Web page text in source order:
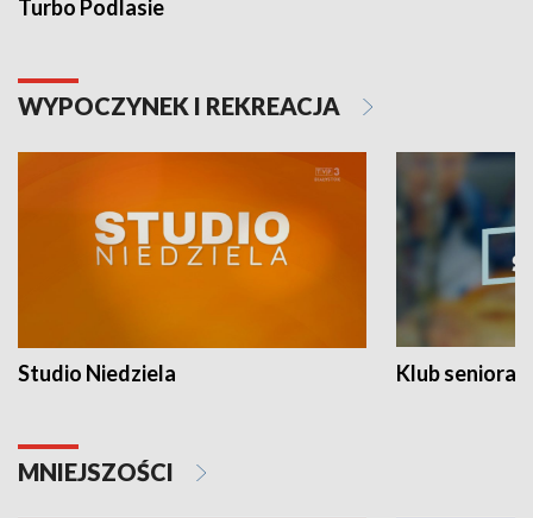
Turbo Podlasie
WYPOCZYNEK I REKREACJA
Studio Niedziela Klub seniora
MNIEJSZOŚCI